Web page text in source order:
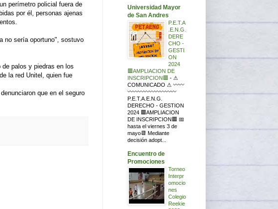
perímetro policial fuera de
por él, personas ajenas
no sería oportuno", sostuvo
palos y piedras en los
la red Unitel, quien fue
que en el seguro
Universidad Mayor
de San Andres
P.E.T.A
.E.N.G.
DERE
CHO -
GESTI
ON
2024
🟥AMPLIACION DE
INSCRIPCION🟥 - ⚠
COMUNICADO ⚠ 〰〰
〰〰〰〰〰〰〰〰〰
P.E.T.A.E.N.G.
DERECHO - GESTION
2024 🟥AMPLIACION
DE INSCRIPCION🟥 📅
hasta el viernes 3 de
mayo📆 Mediante
decisión adopt...
Encuentro de
Promociones
Torneo
Interpr
omocio
nes
Colegio
Reekie